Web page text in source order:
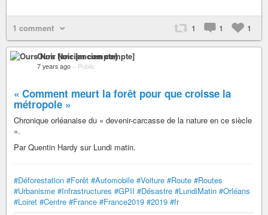
1 comment 1 1 1
Ours Noir [ancien compte]
7 years ago – Public
« Comment meurt la forêt pour que croisse la
métropole »
Chronique orléanaise du « devenir-carcasse de la nature en ce siècle
».
Par Quentin Hardy sur Lundi matin.
#Déforestation #Forêt #Automobile #Voiture #Route #Routes
#Urbanisme #Infrastructures #GPII #Désastre #LundiMatin #Orléans
#Loiret #Centre #France #France2019 #2019 #fr